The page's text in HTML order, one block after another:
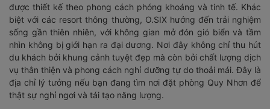
được thiết kế theo phong cách phóng khoáng và tinh tế. Khác
biệt với các resort thông thường, O.SIX hướng đến trải nghiệm
sống gần thiên nhiên, với không gian mở đón gió biển và tầm
nhìn không bị giới hạn ra đại dương. Nơi đây không chỉ thu hút
du khách bởi khung cảnh tuyệt đẹp mà còn bởi chất lượng dịch
vụ thân thiện và phong cách nghỉ dưỡng tự do thoải mái. Đây là
địa chỉ lý tưởng nếu bạn đang tìm nơi đặt phòng Quy Nhơn để
thật sự nghỉ ngơi và tái tạo năng lượng.